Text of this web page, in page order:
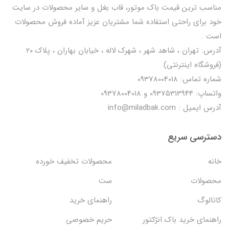
مناسب ترین قیمت باک موتور، قاب بغل و سایر محصولات در سایت
خود برای راحتی استفاده شما مشتریان عزیز آماده فروش محصولات
است .
آدرس: تهران ، شاهد شهر ، شهرک لاله ، خیابان بهاران ، پلاک ۲۰
(فروشگاه اینترنتی)
شماره تماس: 09378004018
واتساپ: 09375313944 و 09378004018
آدرس ایمیل : info@miladbak.com
دسترسی سریع
خانه
محصولات تخفیف خورده
محصولات
ست
کاتالوگ
راهنمای خرید
راهنمای خرید باک انژکتور
حریم خصوصی